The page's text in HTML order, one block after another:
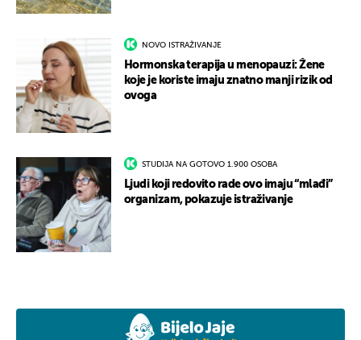
NOVO ISTRAŽIVANJE
Hormonska terapija u menopauzi: Žene
koje je koriste imaju znatno manji rizik od
ovoga
STUDIJA NA GOTOVO 1.900 OSOBA
Ljudi koji redovito rade ovo imaju “mlađi”
organizam, pokazuje istraživanje